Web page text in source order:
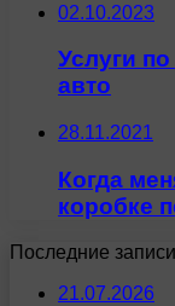
02.10.2023
Услуги
авто
28.11.2021
Когда
коробке
Последние записи
21.07.2026